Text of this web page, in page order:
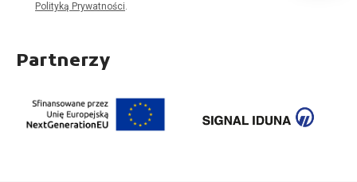
Polityką Prywatności.
Partnerzy